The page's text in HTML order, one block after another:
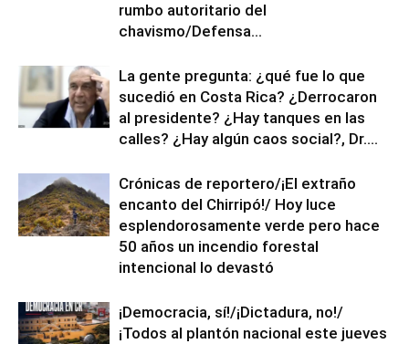
rumbo autoritario del
chavismo/Defensa...
La gente pregunta: ¿qué fue lo que
sucedió en Costa Rica? ¿Derrocaron
al presidente? ¿Hay tanques en las
calles? ¿Hay algún caos social?, Dr....
Crónicas de reportero/¡El extraño
encanto del Chirripó!/ Hoy luce
esplendorosamente verde pero hace
50 años un incendio forestal
intencional lo devastó
¡Democracia, sí!/¡Dictadura, no!/
¡Todos al plantón nacional este jueves